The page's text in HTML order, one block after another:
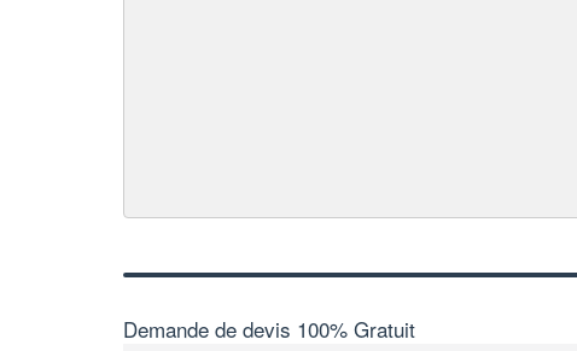
Demande de devis 100% Gratuit